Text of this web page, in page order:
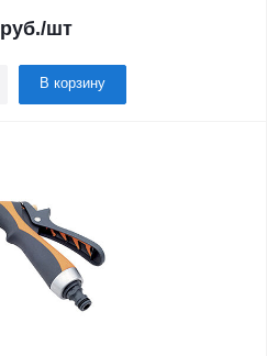
руб./шт
В корзину